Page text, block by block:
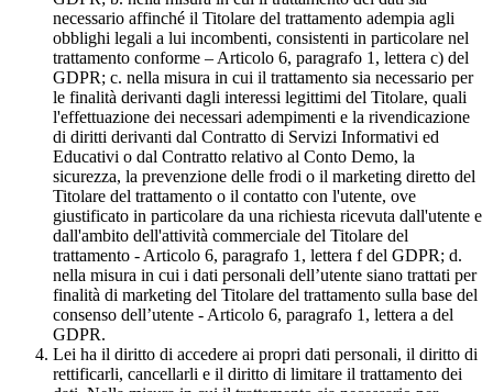
necessario affinché il Titolare del trattamento adempia agli
obblighi legali a lui incombenti, consistenti in particolare nel
trattamento conforme – Articolo 6, paragrafo 1, lettera c) del
GDPR; c. nella misura in cui il trattamento sia necessario per
le finalità derivanti dagli interessi legittimi del Titolare, quali
l'effettuazione dei necessari adempimenti e la rivendicazione
di diritti derivanti dal Contratto di Servizi Informativi ed
Educativi o dal Contratto relativo al Conto Demo, la
sicurezza, la prevenzione delle frodi o il marketing diretto del
Titolare del trattamento o il contatto con l'utente, ove
giustificato in particolare da una richiesta ricevuta dall'utente e
dall'ambito dell'attività commerciale del Titolare del
trattamento - Articolo 6, paragrafo 1, lettera f del GDPR; d.
nella misura in cui i dati personali dell’utente siano trattati per
finalità di marketing del Titolare del trattamento sulla base del
consenso dell’utente - Articolo 6, paragrafo 1, lettera a del
GDPR.
Lei ha il diritto di accedere ai propri dati personali, il diritto di
rettificarli, cancellarli e il diritto di limitare il trattamento dei